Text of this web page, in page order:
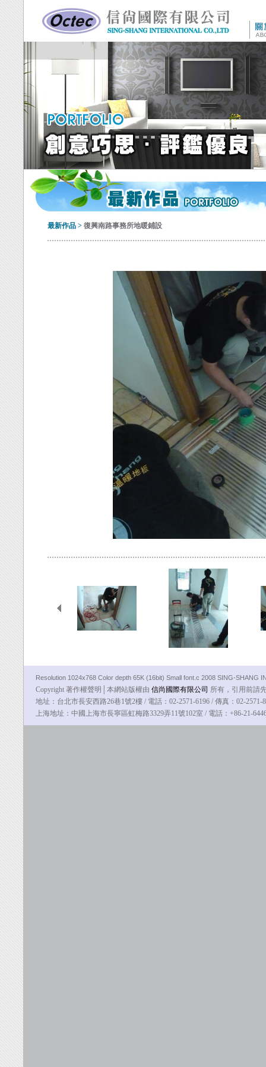
最新作品 > 復興南路事務所地暖鋪設
Resolution 1024x768 Color depth 65K (16bit) Small font.c 2008 SING-SHANG
Copyright 著作權聲明│本網站版權由 信尚國際有限公司 所有，引用前請
地址：台北市長安西路26巷1號2樓 / 電話：02-2571-6196 / 傳真：02-2571-
上海地址：中國上海市長寧區虹梅路3329弄11號102室 / 電話： +86-21-